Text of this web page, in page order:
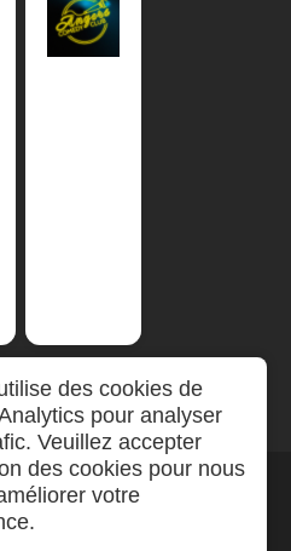
des cookies de
pour analyser
Veuillez accepter
des cookies pour nous
votre